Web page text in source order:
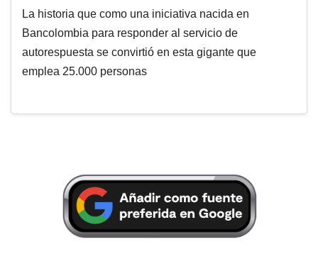
La historia que como una iniciativa nacida en
Bancolombia para responder al servicio de
autorespuesta se convirtió en esta gigante que
emplea 25.000 personas